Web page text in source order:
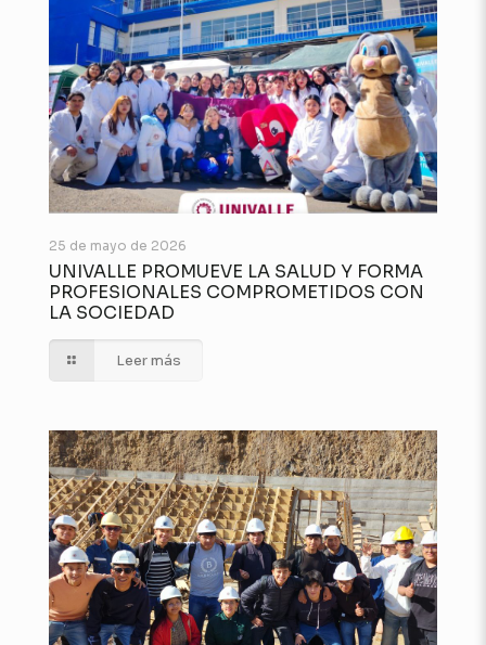
25 de mayo de 2026
UNIVALLE PROMUEVE LA SALUD Y FORMA
PROFESIONALES COMPROMETIDOS CON
LA SOCIEDAD
Leer más